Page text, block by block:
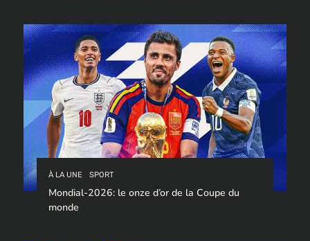
À LA UNE SPORT
Mondial-2026: le onze d’or de la Coupe du
monde